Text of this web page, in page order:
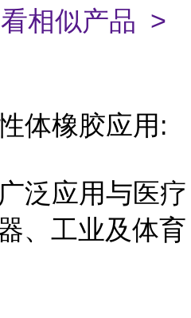
相似产品 >
体橡胶应用:
泛应用与医疗
、工业及体育